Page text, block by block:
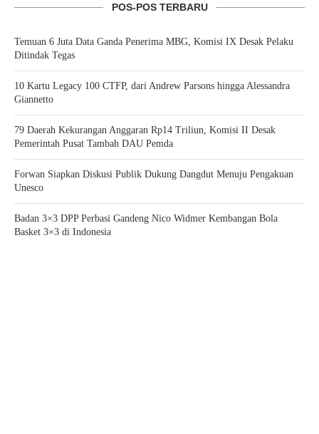
POS-POS TERBARU
Temuan 6 Juta Data Ganda Penerima MBG, Komisi IX Desak Pelaku
Ditindak Tegas
10 Kartu Legacy 100 CTFP, dari Andrew Parsons hingga Alessandra
Giannetto
79 Daerah Kekurangan Anggaran Rp14 Triliun, Komisi II Desak
Pemerintah Pusat Tambah DAU Pemda
Forwan Siapkan Diskusi Publik Dukung Dangdut Menuju Pengakuan
Unesco
Badan 3×3 DPP Perbasi Gandeng Nico Widmer Kembangan Bola
Basket 3×3 di Indonesia